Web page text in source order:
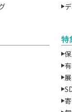
特